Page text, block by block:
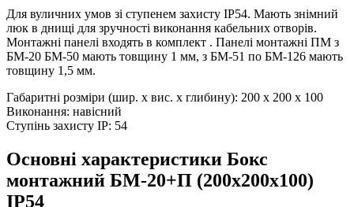
Для вуличних умов зі ступенем захисту IP54. Мають знімний
люк в днищі для зручності виконання кабельних отворів.
Монтажні панелі входять в комплект . Панелі монтажні ПМ з
БМ-20 БМ-50 мають товщину 1 мм, з БМ-51 по БМ-126 мають
товщину 1,5 мм.
Габаритні розміри (шир. х вис. х глибину): 200 х 200 х 100
Виконання: навісний
Ступінь захисту IP: 54
Основні характеристики Бокс
монтажний БМ-20+П (200х200х100)
IP54